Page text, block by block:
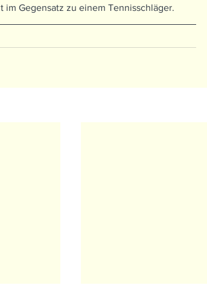
Gegensatz zu einem Tennisschläger.